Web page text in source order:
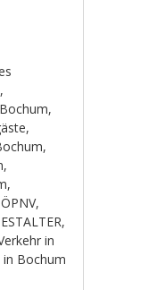
,
,
,
,
,
,
ÖPNV,
,
in
in Bochum